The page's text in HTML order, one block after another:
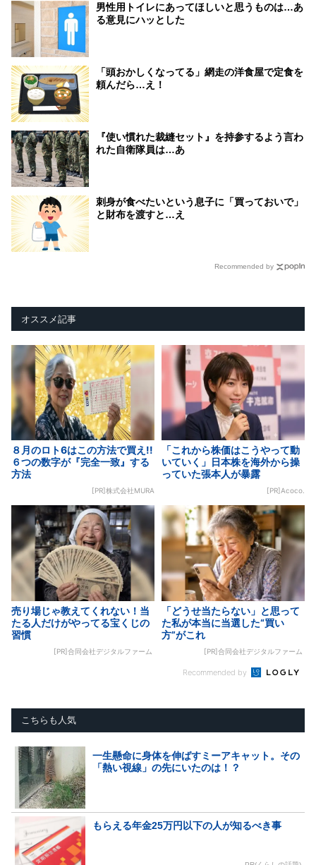
男性用トイレにあってほしいと思うものは…あ
る意見にハッとした
「頭おかしくなってる」網走の洋食屋で定食を
頼んだら…え！
『使い慣れた裁縫セット』を持参するよう言わ
れた自衛隊員は…あ
刺身が食べたいという息子に「買っておいで」
と財布を渡すと…え
Recommended by
オススメ記事
８月のロト6はこの方法で買え!!
６つの数字が『完全一致』する
方法
[PR]株式会社MURA
「これから株価はこうやって動
いていく」日本株を海外から操
っていた張本人が暴露
[PR]Acoco.
売り場じゃ教えてくれない！当
たる人だけがやってる宝くじの
習慣
[PR]合同会社デジタルファーム
「どうせ当たらない」と思って
た私が本当に当選した“買い
方”がこれ
[PR]合同会社デジタルファーム
Recommended by
こちらも人気
一生懸命に身体を伸ばすミーアキャット。その
「熱い視線」の先にいたのは！？
もらえる年金25万円以下の人が知るべき事